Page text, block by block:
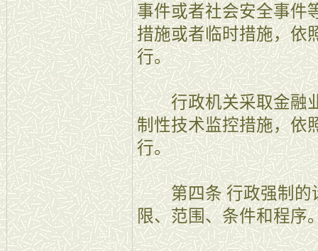
事件或者社会安全事件
措施或者临时措施，依
行。
行政机关采取金融业
制性技术监控措施，依
行。
第四条 行政强制的设
限、范围、条件和程序